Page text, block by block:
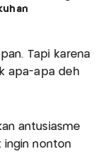
Tapi karena
apa-apa deh
antusiasme
ingin nonton